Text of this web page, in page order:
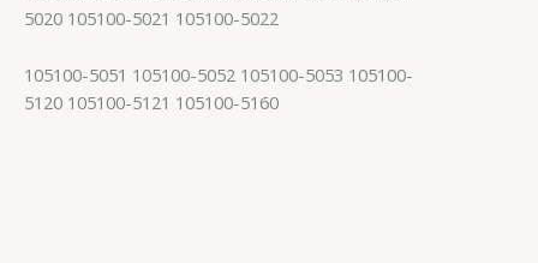
5020 105100-5021 105100-5022
105100-5051 105100-5052 105100-5053 105100-
5120 105100-5121 105100-5160